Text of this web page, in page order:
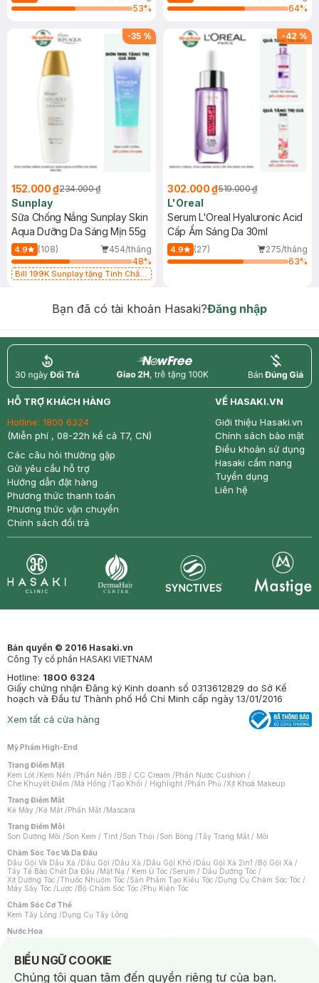
53%
64%
-35 %
152.000 ₫234.000 ₫
Sunplay
Sữa Chống Nắng Sunplay Skin
Aqua Dưỡng Da Sáng Mịn 55g
4.9 (108)
454/tháng
48%
Bill 199K Sunplay tặng Tinh Chất
-42 %
302.000 ₫519.000 ₫
L'Oreal
Serum L'Oreal Hyaluronic Acid
Cấp Ẩm Sáng Da 30ml
4.9 (27)
275/tháng
63%
Bạn đã có tài khoản Hasaki?Đăng nhập
return nowfree price
HỖ TRỢ KHÁCH HÀNG
Hotline: 1800 6324
(Miễn phí , 08-22h kể cả T7, CN)
Các câu hỏi thường gặp
Gửi yêu cầu hỗ trợ
Hướng dẫn đặt hàng
Phương thức thanh toán
Phương thức vận chuyển
Chính sách đổi trả
VỀ HASAKI.VN
Giới thiệu Hasaki.vn
Chính sách bảo mật
Điều khoản sử dụng
Hasaki cẩm nang
Tuyển dụng
Liên hệ
Bản quyền © 2016 Hasaki.vn
Công Ty cổ phần HASAKI VIETNAM
Hotline: 1800 6324
Giấy chứng nhận Đăng ký Kinh doanh số 0313612829 do Sở Kế
hoạch và Đầu tư Thành phố Hồ Chí Minh cấp ngày 13/01/2016
Xem tất cả cửa hàng
Mỹ Phẩm High-End
Trang Điểm Mặt
Kem Lót /Kem Nền /Phấn Nền /BB / CC Cream /Phấn Nước Cushion /
Che Khuyết Điểm /Má Hồng /Tạo Khối / Highlight /Phấn Phủ /Xịt Khoá Makeup
Trang Điểm Mắt
Kẻ Mày /Kẻ Mắt /Phấn Mắt /Mascara
Trang Điểm Môi
Son Dưỡng Môi /Son Kem / Tint /Son Thỏi /Son Bóng /Tẩy Trang Mắt / Môi
Chăm Sóc Tóc Và Da Đầu
Dầu Gội Và Dầu Xả /Dầu Gội /Dầu Xả /Dầu Gội Khô /Dầu Gội Xả 2in1 /Bộ Gội Xả /
Tẩy Tế Bào Chết Da Đầu /Mặt Nạ / Kem Ủ Tóc /Serum / Dầu Dưỡng Tóc /
Xịt Dưỡng Tóc /Thuốc Nhuộm Tóc /Sản Phẩm Tạo Kiểu Tóc /Dụng Cụ Chăm Sóc Tóc /
Máy Sấy Tóc /Lược /Bộ Chăm Sóc Tóc /Phụ Kiện Tóc
Chăm Sóc Cơ Thể
Kem Tẩy Lông /Dụng Cụ Tẩy Lông
Nước Hoa
Nước Hoa Nữ
Chăm Sóc Cá Nhân
Chống Muỗi /Khẩu Trang /Máy Massage/Mặt Nạ Xông Hơi /Nước Rửa Tay/
BIỂU NGỮ COOKIE
Notice about cookies usage
Chúng tôi quan tâm đến quyền riêng tư của bạn.